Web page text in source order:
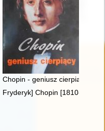
Chopin - geniusz cierpiący
(1836)
Fryderyk] Chopin [1810-1849]